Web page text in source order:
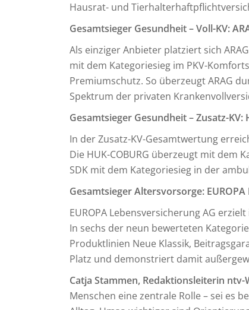
Hausrat- und
Gesamtsieger Gesundheit – Voll-KV:
Als einziger Anbieter platziert sich
mit dem Kategoriesieg im PKV-
Premiumschutz. So überzeugt ARAG
Spektrum der privaten
Gesamtsieger Gesundheit – Zusatz-KV:
In der Zusatz-KV-Gesamtwertung
Die HUK-COBURG überzeugt mit dem
SDK mit dem Kategoriesieg in der
Gesamtsieger Altersvorsorge:
EUROPA Lebensversicherung AG
In sechs der neun bewerteten
Produktlinien Neue Klassik,
Platz und demonstriert damit
Catja Stammen, Redaktionsleiterin
Menschen eine zentrale Rolle – sei es